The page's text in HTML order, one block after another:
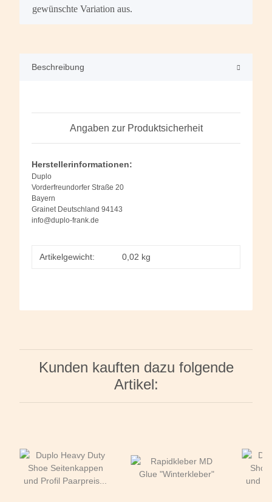
gewünschte Variation aus.
Beschreibung
Angaben zur Produktsicherheit
Herstellerinformationen:
Duplo
Vorderfreundorfer Straße 20
Bayern
Grainet Deutschland 94143
info@duplo-frank.de
Artikelgewicht: 0,02 kg
Kunden kauften dazu folgende
Artikel: